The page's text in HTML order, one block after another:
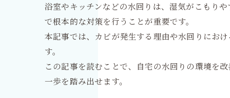
浴室やキッチンなどの水回りは、湿気がこもり
で根本的な対策を行うことが重要です。
本記事では、カビが発生する理由や水回りにお
す。
この記事を読むことで、自宅の水回りの環境を
一歩を踏み出せます。